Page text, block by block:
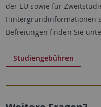
der EU sowie für
Hintergrundinformationen
Befreiungen finden Sie
Studiengebühren